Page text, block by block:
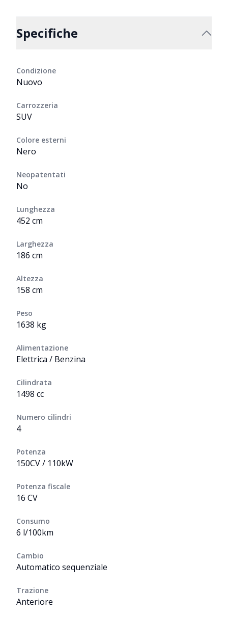
Specifiche
Condizione
Nuovo
Carrozzeria
SUV
Colore esterni
Nero
Neopatentati
No
Lunghezza
452 cm
Larghezza
186 cm
Altezza
158 cm
Peso
1638 kg
Alimentazione
Elettrica / Benzina
Cilindrata
1498 cc
Numero cilindri
4
Potenza
150CV / 110kW
Potenza fiscale
16 CV
Consumo
6 l/100km
Cambio
Automatico sequenziale
Trazione
Anteriore